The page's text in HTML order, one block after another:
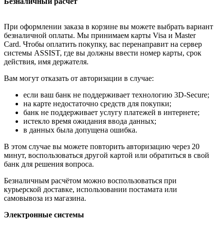
При оформлении заказа в корзине вы можете выбрать вариант
безналичной оплаты. Мы принимаем карты Visa и Master
Card. Чтобы оплатить покупку, вас перенаправит на сервер
системы ASSIST, где вы должны ввести номер карты, срок
действия, имя держателя.
Вам могут отказать от авторизации в случае:
если ваш банк не поддерживает технологию 3D-Secure;
на карте недостаточно средств для покупки;
банк не поддерживает услугу платежей в интернете;
истекло время ожидания ввода данных;
в данных была допущена ошибка.
В этом случае вы можете повторить авторизацию через 20
минут, воспользоваться другой картой или обратиться в свой
банк для решения вопроса.
Безналичным расчётом можно воспользоваться при
курьерской доставке, использовании постамата или
самовывоза из магазина.
Электронные системы